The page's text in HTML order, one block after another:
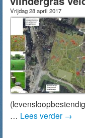
Vrijdag 28 april 2017
… Lees verder →